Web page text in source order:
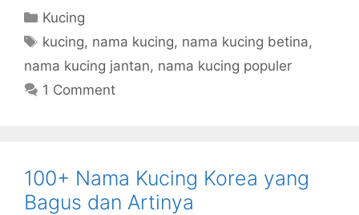
Categories
Kucing
Tags
kucing, nama kucing, nama kucing betina,
nama kucing jantan, nama kucing populer
1 Comment
100+ Nama Kucing Korea yang
Bagus dan Artinya